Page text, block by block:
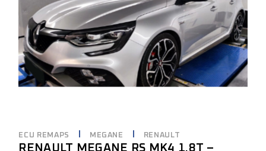
ECU REMAPS MEGANE RENAULT
RENAULT MEGANE RS MK4 1.8T –